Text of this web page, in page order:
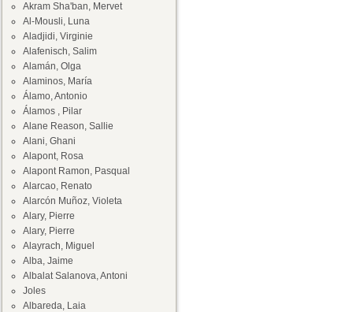
Akram Sha'ban, Mervet
Al-Mousli, Luna
Aladjidi, Virginie
Alafenisch, Salim
Alamán, Olga
Alaminos, María
Álamo, Antonio
Álamos , Pilar
Alane Reason, Sallie
Alani, Ghani
Alapont, Rosa
Alapont Ramon, Pasqual
Alarcao, Renato
Alarcón Muñoz, Violeta
Alary, Pierre
Alary, Pierre
Alayrach, Miguel
Alba, Jaime
Albalat Salanova, Antoni
Joles
Albareda, Laia